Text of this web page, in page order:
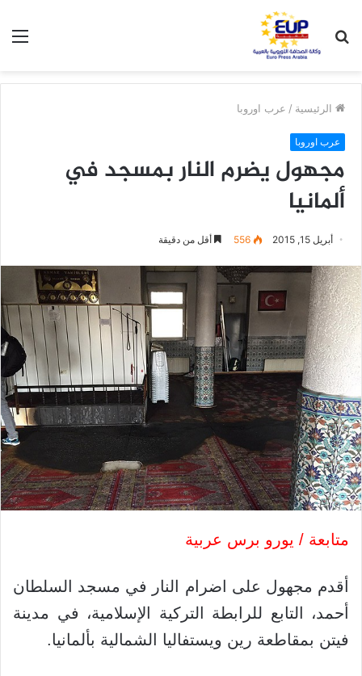
عن
الرئيسية / عرب اوروبا
عرب اوروبا
مجهول يضرم النار بمسجد في
ألمانيا
أبريل 15, 2015 556 أقل من دقيقة
متابعة / يورو برس عربية
أقدم مجهول على اضرام النار في مسجد السلطان
أحمد، التابع للرابطة التركية الإسلامية، في مدينة
فيتن بمقاطعة رين ويستفاليا الشمالية بألمانيا.